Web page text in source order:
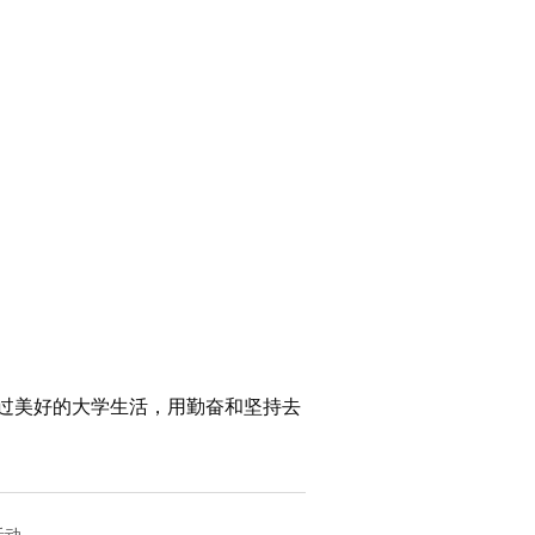
美好的大学生活，用勤奋和坚持去